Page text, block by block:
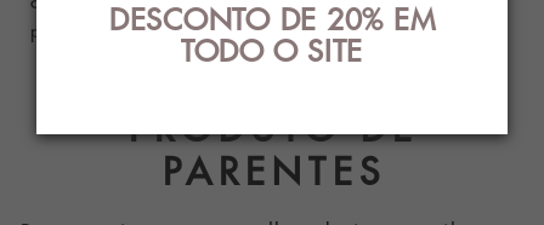
preço.
PRODUTO DE
PARENTES
DESCONTO DE 20% EM
TODO O SITE